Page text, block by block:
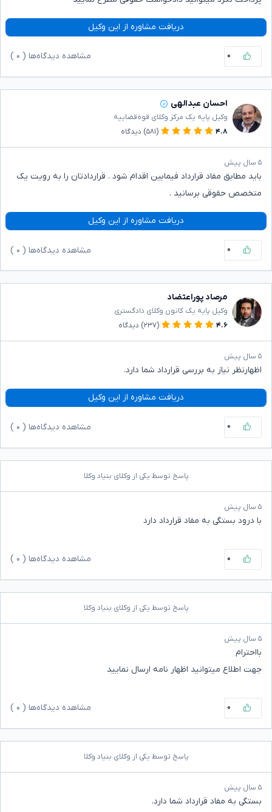
دریافت مشاوره از این وکیل
۰ مشاهده دیدگاه‌ها ( ۰
احسان عبدالهی
وکیل پایه یک مرکز وکلای قوه‌قضاییه
۴.۸
(۵۸۱) دیدگاه
۵ سال پیش
باید مطابق مفاد قرارداد فیمابین اقدام شود . قراردادتان را به رویت یک
متخصص حقوقی برسانید .
دریافت مشاوره از این وکیل
۰ مشاهده دیدگاه‌ها ( ۰
مرصاد پوراعتضاد
وکیل پایه یک کانون وکلای دادگستری
۴.۶
(۲۳۷) دیدگاه
۵ سال پیش
اظهارنظر نیاز به بررسی قرارداد شما دارد.
دریافت مشاوره از این وکیل
۰ مشاهده دیدگاه‌ها ( ۰
پاسخ توسط یکی از وکلای بنیاد وکلا
۵ سال پیش
با درود بستگی به مفاد قرارداد دارد
۰ مشاهده دیدگاه‌ها ( ۰
پاسخ توسط یکی از وکلای بنیاد وکلا
۵ سال پیش
بااحترام
جهت اطلاع میتوانید اظهار نامه ارسال نمایید
۰ مشاهده دیدگاه‌ها ( ۰
پاسخ توسط یکی از وکلای بنیاد وکلا
۵ سال پیش
بستگی به مفاد قرارداد شما دارد.